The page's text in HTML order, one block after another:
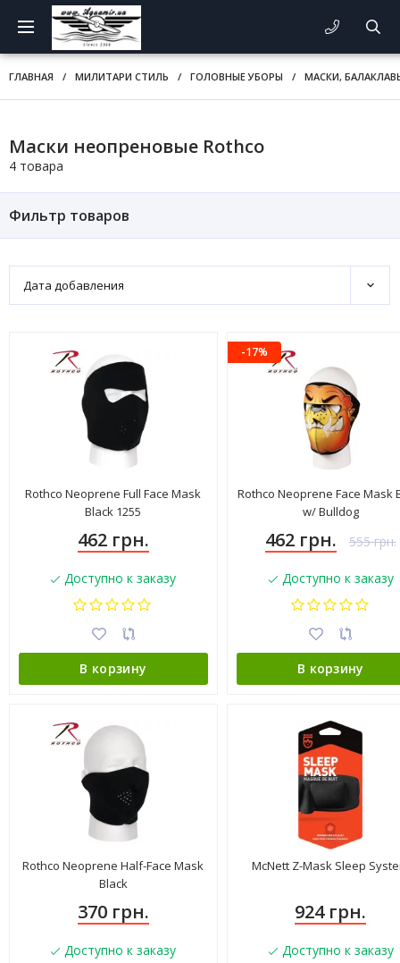
ГЛАВНАЯ / МИЛИТАРИ СТИЛЬ / ГОЛОВНЫЕ УБОРЫ / МАСКИ,
Маски неопреновые Rothco
4 товара
Фильтр товаров
Дата добавления
Rothco Neoprene Full Face Mask
Black 1255
462 грн.
Доступно к заказу
В корзину
-17%
Rothco Neoprene Face Mask
w/ Bulldog
462 грн. 555 грн.
Доступно к заказу
В корзину
Rothco Neoprene Half-Face Mask
Black
370 грн.
Доступно к заказу
McNett Z-Mask Sleep
924 грн.
Доступно к заказу